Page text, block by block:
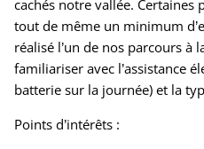
cachés notre vallée. Certaines
tout de même un minimum
réalisé l’un de nos parcours à
familiariser avec l’assistance
batterie sur la journée) et la
Points d’intérêts :